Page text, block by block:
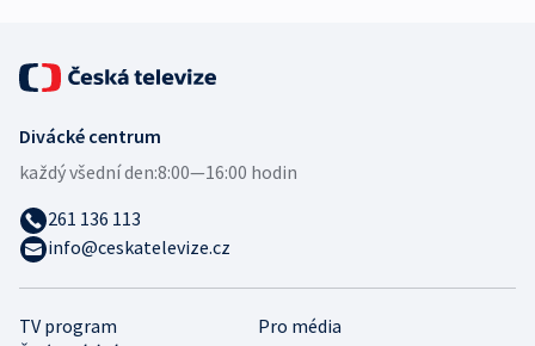
TV program
Pro média
Divácké centrum
každý všední den:8:00—16:00 hodin
261 136 113
info@ceskatelevize.cz